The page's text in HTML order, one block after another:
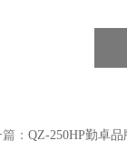
： QZ-250HP勤卓